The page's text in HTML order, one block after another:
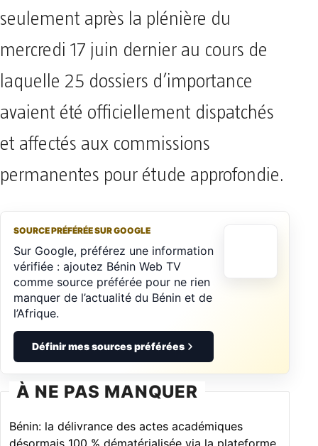
seulement après la plénière du
mercredi 17 juin dernier au cours de
laquelle 25 dossiers d’importance
avaient été officiellement dispatchés
et affectés aux commissions
permanentes pour étude approfondie.
SOURCE PRÉFÉRÉE SUR GOOGLE
Sur Google, préférez une information
vérifiée : ajoutez Bénin Web TV
comme source préférée pour ne rien
manquer de l’actualité du Bénin et de
l’Afrique.
Définir mes sources préférées
À NE PAS MANQUER
Bénin: la délivrance des actes académiques